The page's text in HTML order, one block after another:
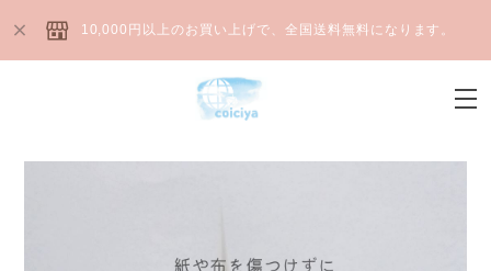
10,000円以上のお買い上げで、全国送料無料になります。